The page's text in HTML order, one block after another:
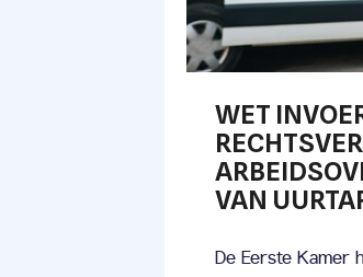
WET
VAN
De Eerste Kamer